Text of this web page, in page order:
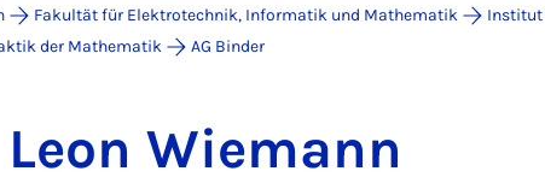
Fakultät für Elektrotechnik, Informatik und Mathematik
der Mathematik AG Binder
Leon Wiemann